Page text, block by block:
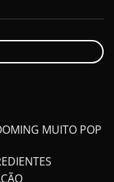
MUITO POP